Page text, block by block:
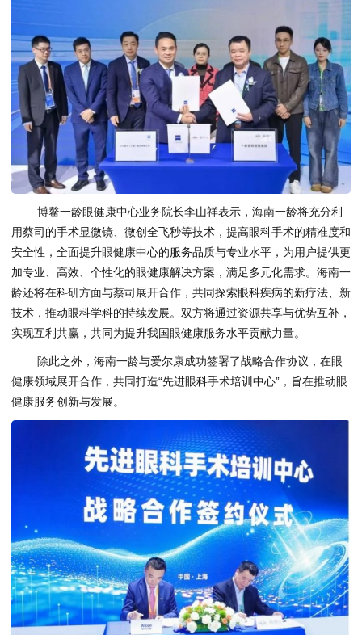
博鳌一龄眼健康中心业务院长李山祥表示，海南一龄将充分利
用蔡司的手术显微镜、微创全飞秒等技术，提高眼科手术的精准度和
安全性，全面提升眼健康中心的服务品质与专业水平，为用户提供更
加专业、高效、个性化的眼健康解决方案，满足多元化需求。海南一
龄还将在科研方面与蔡司展开合作，共同探索眼科疾病的新疗法、新
技术，推动眼科学科的持续发展。双方将通过资源共享与优势互补，
实现互利共赢，共同为提升我国眼健康服务水平贡献力量。
除此之外，海南一龄与爱尔康成功签署了战略合作协议，在眼
健康领域展开合作，共同打造“先进眼科手术培训中心”，旨在推动眼
健康服务创新与发展。